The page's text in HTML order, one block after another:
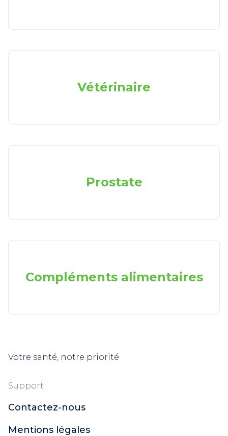
Vétérinaire
Prostate
Compléments alimentaires
Votre santé, notre priorité
Support
Contactez-nous
Mentions légales